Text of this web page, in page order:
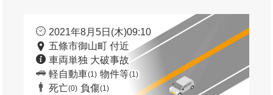
2021年8月5日(木)09:10
五條市御山町 付近
車両単独 大破事故
軽自動車(1) 物件等(1)
死亡(0) 負傷(1)